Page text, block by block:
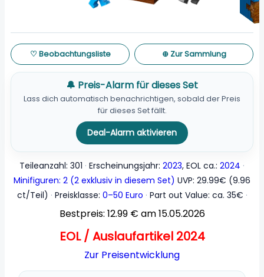
♡ Beobachtungsliste ⊕ Zur Sammlung
🔔 Preis-Alarm für dieses Set
Lass dich automatisch benachrichtigen, sobald der Preis
für dieses Set fällt.
Deal-Alarm aktivieren
Teileanzahl: 301 Erscheinungsjahr: 2023, EOL ca.: 2024
Minifiguren: 2 (2 exklusiv in diesem Set) UVP: 29.99€ (9.96
ct/Teil)
Preisklasse: 0–50 Euro Part out Value: ca. 35€
Bestpreis: 12.99 € am 15.05.2026
EOL / Auslaufartikel 2024
Zur Preisentwicklung